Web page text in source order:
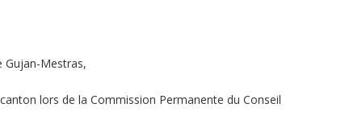
Gujan-Mestras,
lors de la Commission Permanente du Conseil